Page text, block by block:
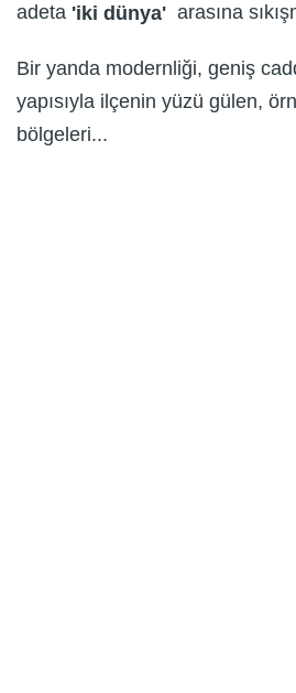
adeta 'iki dünya' arasına
Bir yanda modernliği, geniş
yapısıyla ilçenin yüzü gülen,
bölgeleri...